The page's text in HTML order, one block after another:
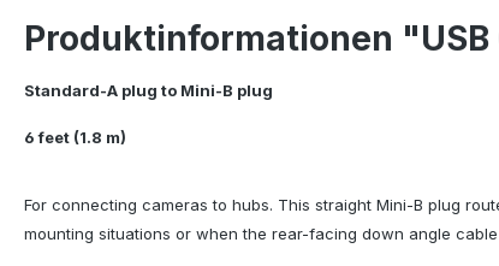
Produktinformationen
Standard-A plug to Mini-B plug
6 feet (1.8 m)
For connecting cameras to hubs. This straight Mini-B plug
mounting situations or when the rear-facing down angle